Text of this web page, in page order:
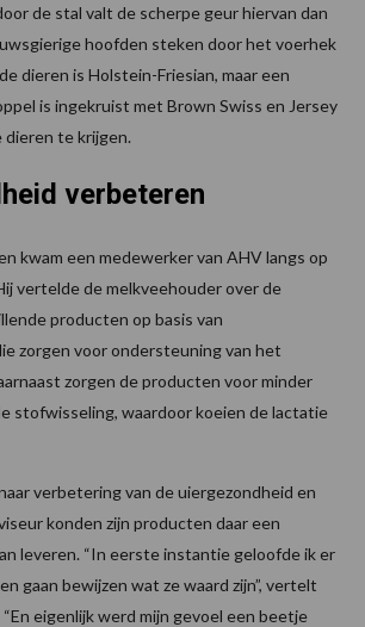
de stal valt de scherpe geur hiervan dan
hoofden steken door het voerhek
dieren is Holstein-Friesian, maar een
is ingekruist met Brown Swiss en Jersey
te krijgen.
verbeteren
kwam een medewerker van AHV langs op
vertelde de melkveehouder over de
producten op basis van
zorgen voor ondersteuning van het
zorgen de producten voor minder
stofwisseling, waardoor koeien de lactatie
verbetering van de uiergezondheid en
konden zijn producten daar een
leveren. “In eerste instantie geloofde ik er
gaan bewijzen wat ze waard zijn”, vertelt
eigenlijk werd mijn gevoel een beetje